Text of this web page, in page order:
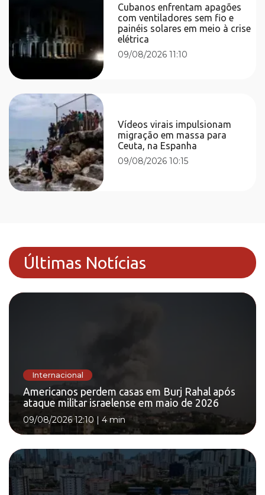
Cubanos enfrentam apagões
com ventiladores sem fio e
painéis solares em meio à crise
elétrica
09/08/2026 11:10
Vídeos virais impulsionam
migração em massa para
Ceuta, na Espanha
09/08/2026 10:15
Últimas Notícias
Internacional
Americanos perdem casas em Burj Rahal após
ataque militar israelense em maio de 2026
09/08/2026 12:10 | 4 min